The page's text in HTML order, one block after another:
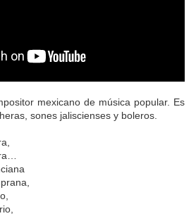
mexicano de música popular. Es
sones jaliscienses y boleros.